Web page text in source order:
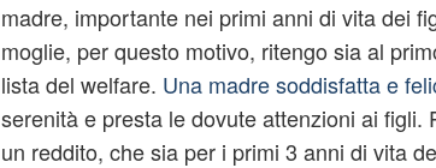
madre, importante nei primi anni di vita dei
moglie, per questo motivo, ritengo sia al
lista del welfare. Una madre soddisfatta e
serenità e presta le dovute attenzioni ai figli.
un reddito, che sia per i primi 3 anni di vita